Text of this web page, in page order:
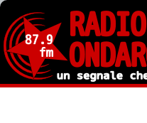
Salta
contenuto
principale